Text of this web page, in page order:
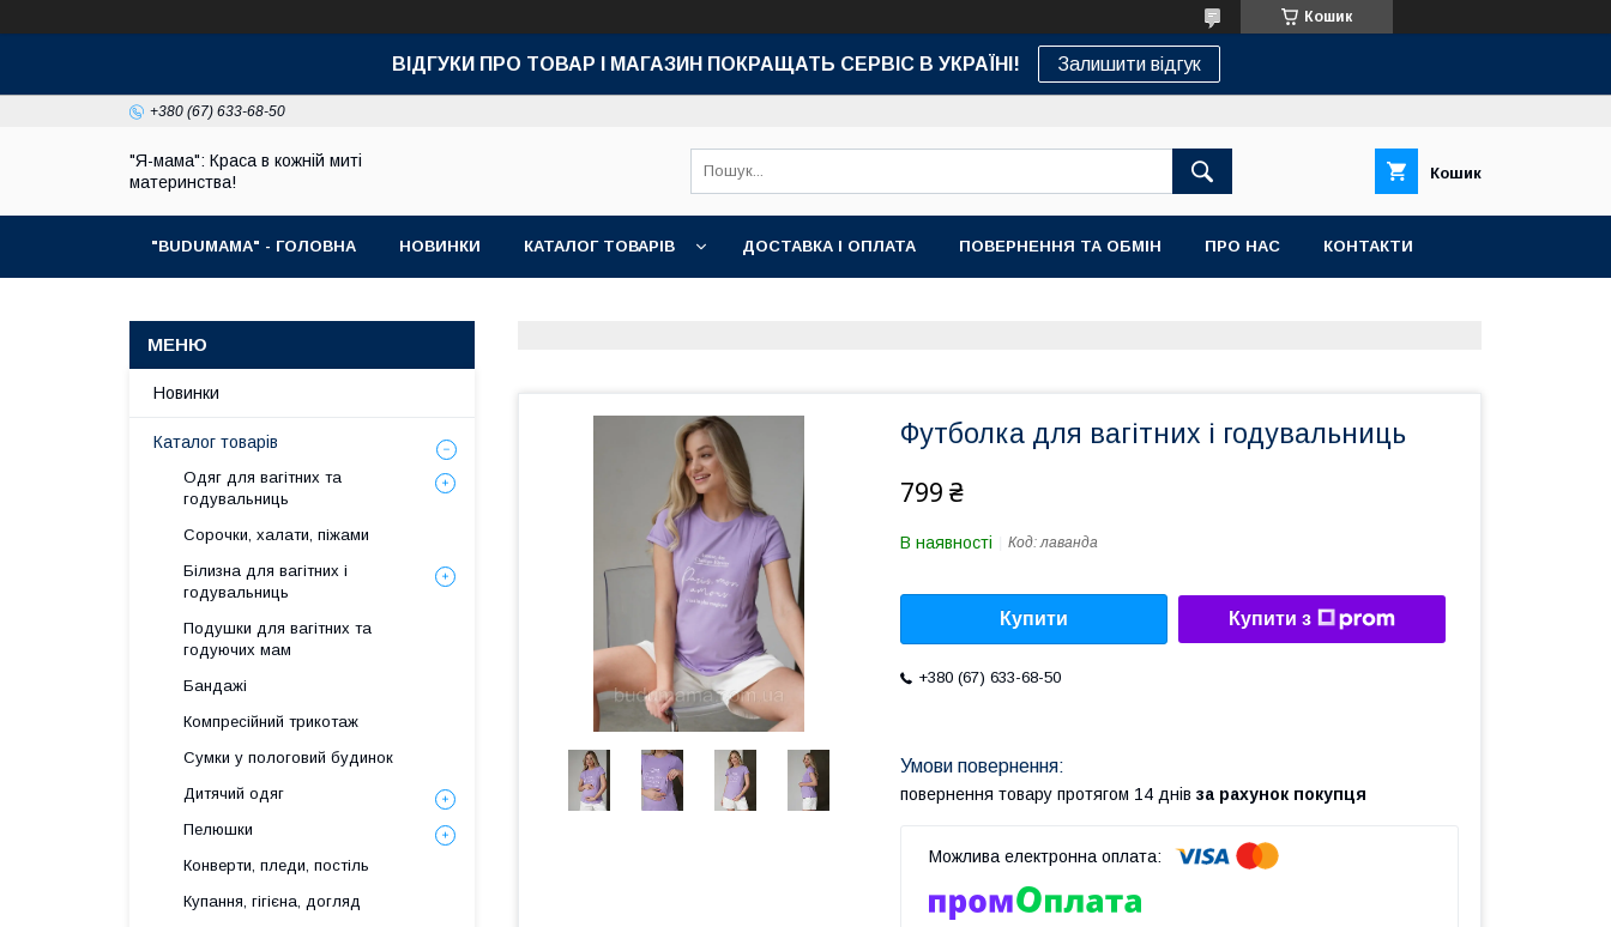
Кошик
ВІДГУКИ ПРО ТОВАР І МАГАЗИН ПОКРАЩАТЬ СЕРВІС В УКРАЇНІ! Залишити відгук
+380 (67) 633-68-50
"Я-мама": Краса в кожній миті
материнства!
Кошик
"BUDUMAMA" - ГОЛОВНА НОВИНКИ КАТАЛОГ ТОВАРІВ ДОСТАВКА І ОПЛАТА ПОВЕРНЕННЯ ТА ОБМІН ПРО НАС КОНТАКТИ
Футболка для вагітних і годувальниць
799 ₴
В наявності Код:лаванда
Купити Купити з
+380 (67) 633-68-50
повернення товару протягом 14 днів за рахунок покупця
Новинки
Каталог товарів
Одяг для вагітних та
годувальниць
Сорочки, халати, піжами
Білизна для вагітних і
годувальниць
Подушки для вагітних та
годуючих мам
Бандажі
Компресійний трикотаж
Сумки у пологовий будинок
Дитячий одяг
Пелюшки
Конверти, пледи, постіль
Купання, гігієна, догляд